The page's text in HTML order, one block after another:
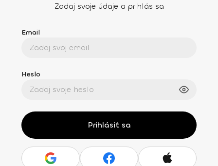
Zadaj svoje údaje a prihlás sa
Email
Heslo
Prihlásiť sa